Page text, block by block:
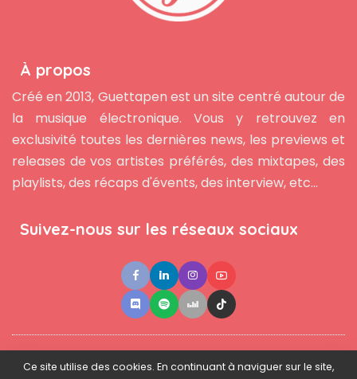
À propos
Créé en 2013, Guettapen est un site centré autour de
la musique électronique. Vous y retrouvez en
exclusivité toutes les dernières news, les previews et
releases de vos artistes préférés, des mixtapes, des
playlists, des récaps d'évents, des interview, etc...
Suivez-nous sur les réseaux sociaux
Contact ●Newsletter ● L'équipe ● Mentions légales
Ce site utilise des cookies. En continuant à naviguer sur le site,